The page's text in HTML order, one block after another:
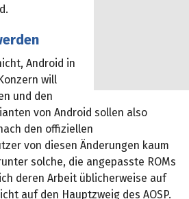
Android in
will
und den
von Android sollen also
den offiziellen
von diesen Änderungen kaum
solche, die angepasste ROMs
deren Arbeit üblicherweise auf
auf den Hauptzweig des AOSP.